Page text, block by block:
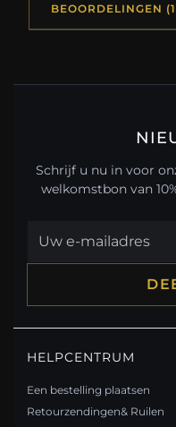
BEOORDELINGEN
Schrijf u nu in voor
welkomstbon van
HELPCENTRUM
Een bestelling plaatsen
Retourzendingen& Ruilen